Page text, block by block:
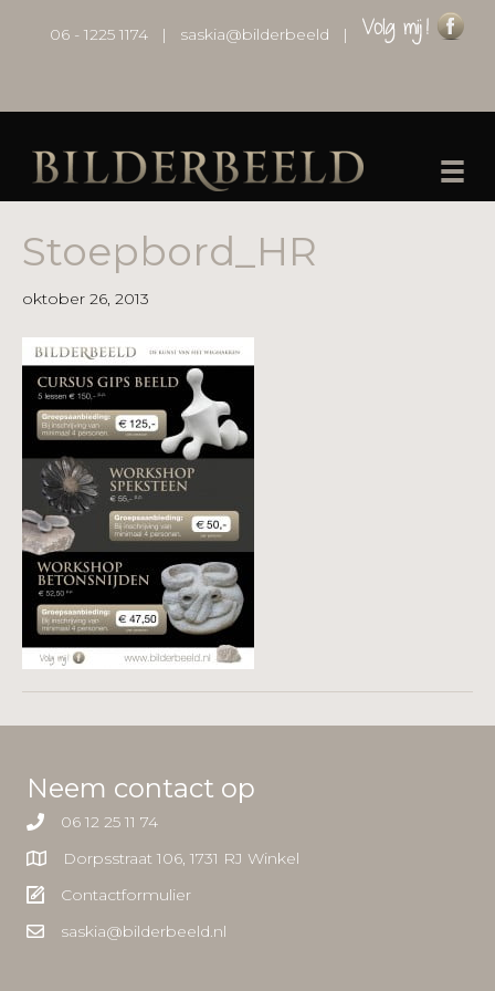
06 - 1225 1174 | saskia@bilderbeeld |
Stoepbord_HR
oktober 26, 2013
Neem contact op
06 12 25 11 74
Dorpsstraat 106, 1731 RJ Winkel
Contactformulier
saskia@bilderbeeld.nl